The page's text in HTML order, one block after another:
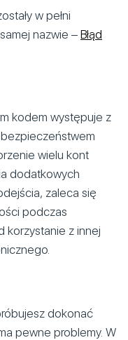
w pełni
nazwie –Błąd
kodem występuje z
wielu kont
dodatkowych
zaleca się
podczas
korzystanie z innej
dokonać
pewne problemy. W